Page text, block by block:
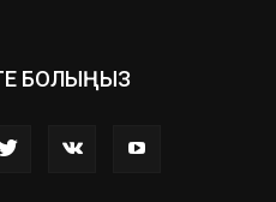
БОЛЫҢЫЗ